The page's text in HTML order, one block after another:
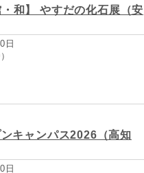
和】 やすだの化石展（安
日
キャンパス2026（高知
日